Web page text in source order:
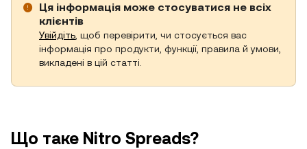
Ця інформація може стосуватися не всіх
клієнтів
Увійдіть , щоб перевірити, чи стосується вас
інформація про продукти, функції, правила й умови,
викладені в цій статті.
Що таке Nitro Spreads?